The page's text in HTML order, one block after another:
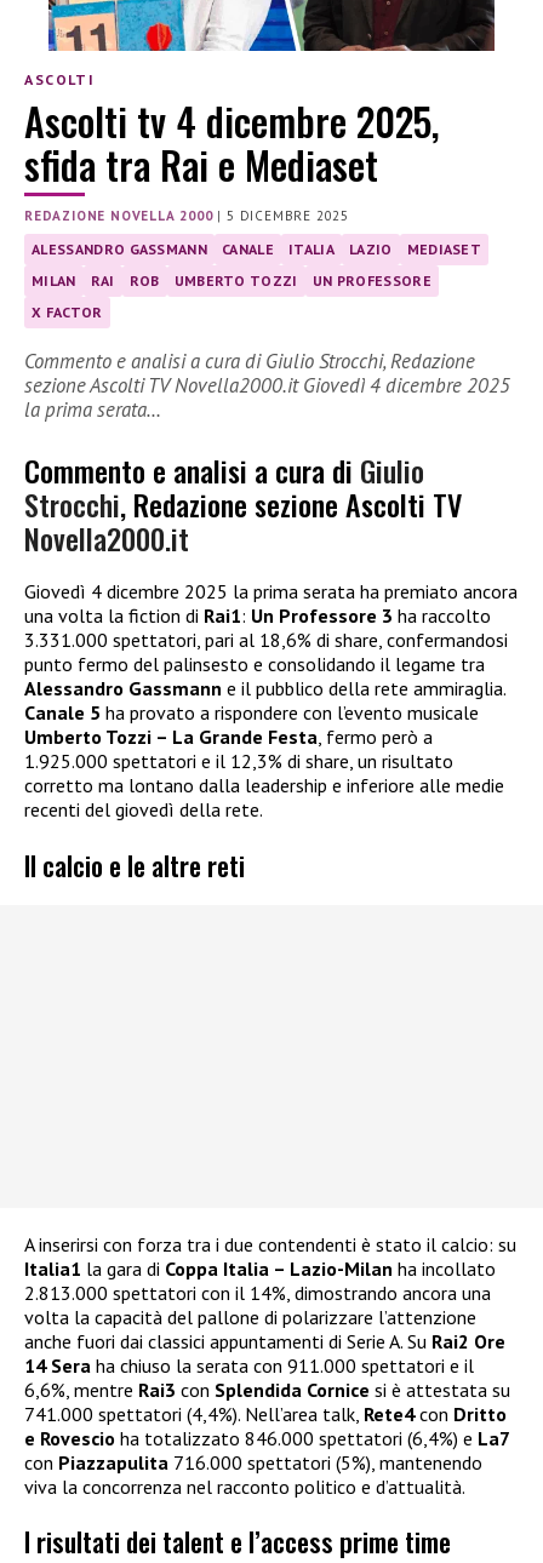
ASCOLTI
Ascolti tv 4 dicembre 2025,
sfida tra Rai e Mediaset
REDAZIONE NOVELLA 2000|5 DICEMBRE 2025
ALESSANDRO GASSMANN CANALE ITALIA LAZIO
MEDIASET
MILAN
RAI ROB UMBERTO TOZZI
UN PROFESSORE
X FACTOR
Commento e analisi a cura di Giulio Strocchi, Redazione
sezione Ascolti TV Novella2000.it Giovedì 4 dicembre 2025
la prima serata…
Commento e analisi a cura di Giulio
Strocchi, Redazione sezione Ascolti TV
Novella2000.it
Giovedì 4 dicembre 2025 la prima serata ha premiato ancora
una volta la fiction di Rai1: Un Professore 3 ha raccolto
3.331.000 spettatori, pari al 18,6% di share, confermandosi
punto fermo del palinsesto e consolidando il legame tra
Alessandro Gassmann e il pubblico della rete ammiraglia.
Canale 5 ha provato a rispondere con l’evento musicale
Umberto Tozzi – La Grande Festa, fermo però a
1.925.000 spettatori e il 12,3% di share, un risultato
corretto ma lontano dalla leadership e inferiore alle medie
recenti del giovedì della rete.
Il calcio e le altre reti
A inserirsi con forza tra i due contendenti è stato il calcio: su
Italia1 la gara di Coppa Italia – Lazio-Milan ha incollato
2.813.000 spettatori con il 14%, dimostrando ancora una
volta la capacità del pallone di polarizzare l’attenzione
anche fuori dai classici appuntamenti di Serie A. Su Rai2 Ore
14 Sera ha chiuso la serata con 911.000 spettatori e il
6,6%, mentre Rai3 con Splendida Cornice si è attestata su
741.000 spettatori (4,4%). Nell’area talk, Rete4con Dritto
e Rovescio ha totalizzato 846.000 spettatori (6,4%) e La7
con Piazzapulita 716.000 spettatori (5%), mantenendo
viva la concorrenza nel racconto politico e d’attualità.
I risultati dei talent e l’access prime time